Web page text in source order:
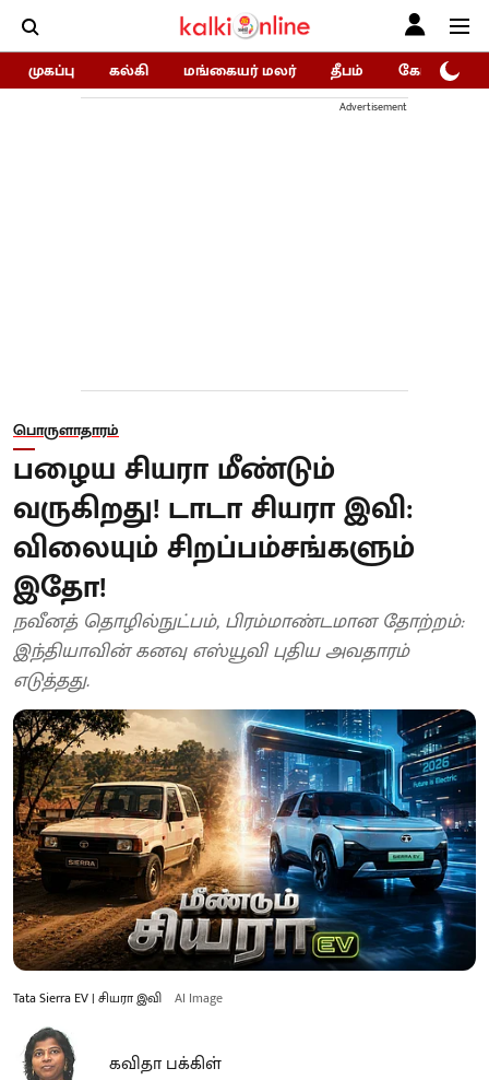
முகப்பு கல்கி மங்கையர் மலர் தீபம் கோகுலம்/
Advertisement
பொருளாதாரம்
பழைய சியரா மீண்டும்
வருகிறது! டாடா சியரா இவி:
விலையும் சிறப்பம்சங்களும்
இதோ!
நவீனத் தொழில்நுட்பம், பிரம்மாண்டமான தோற்றம்:
இந்தியாவின் கனவு எஸ்யூவி புதிய அவதாரம்
எடுத்தது.
Tata Sierra EV | சியரா இவி AI Image
கவிதா பக்கிள்